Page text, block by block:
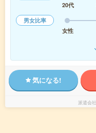
20代
男女比率
女性
気になる!
派遣会社